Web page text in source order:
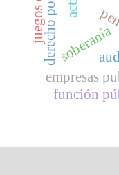
soberanía
empresas
función